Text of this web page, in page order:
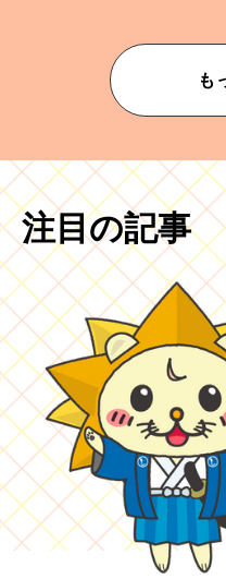
も
注目の記事